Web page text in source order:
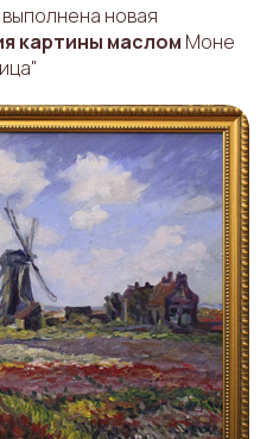
новая
картины маслом Моне